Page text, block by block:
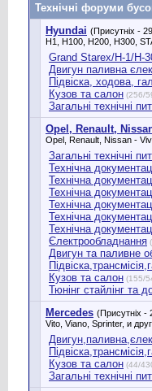
Технічні форуми
Hyundai (Присутніх -
H1, H100, H200, H300,
Grand Starex/H-1/H-
Двигун паливна
Підвіска, ходова,
Кузов та салон (256/
Загальні технічні
Opel, Renault,
Opel, Renault, Nissan -
Загальні технічні
Технічна
Технічна
Технічна
Технічна
Технічна
Технічна
Єлектрообладнання
Двигун та паливне
Кузов та салон (155/
Тюнінг стайлінг та
Mercedes (Присутніх -
Vito, Viano, Sprinter, и
Кузов та салон (44/
Загальні технічні